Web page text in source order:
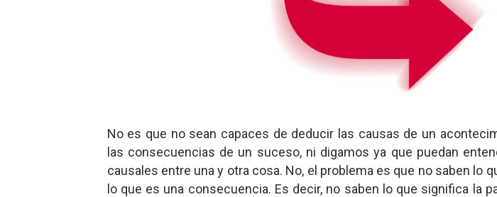
Gentile: Lo que debes entender sobre el fascismo
Definiendo: ¿Qué es el fascismo?
Panorama del nuevo fascismo mundial: Verano de 2026
La falacia etimológica
No es que no sean capaces de deducir las causas de un
las consecuencias de un suceso, ni digamos ya que puedan
causales entre una y otra cosa. No, el problema es que no saben lo
lo que es una consecuencia. Es decir, no saben lo que significa la